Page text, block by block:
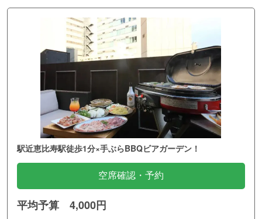
駅近恵比寿駅徒歩1分×手ぶらBBQビアガーデン！
空席確認・予約
平均予算 4,000円